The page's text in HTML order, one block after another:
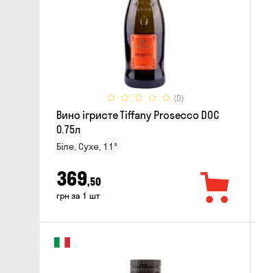
(0)
Вино ігристе Tiffany Prosecco DOC
0.75л
Біле, Сухе, 11°
369,50
грн за 1 шт